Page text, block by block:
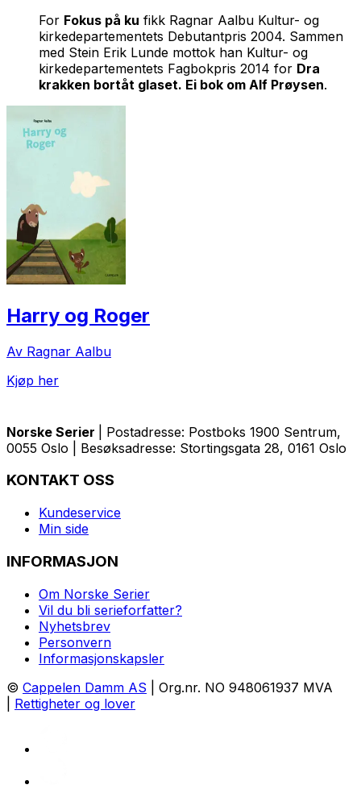
For Fokus på ku fikk Ragnar Aalbu Kultur- og
kirkedepartementets Debutantpris 2004. Sammen
med Stein Erik Lunde mottok han Kultur- og
kirkedepartementets Fagbokpris 2014 for Dra
krakken bortåt glaset. Ei bok om Alf Prøysen.
Harry og Roger
Av Ragnar Aalbu
Kjøp her
Norske Serier
| Postadresse: Postboks 1900 Sentrum,
0055 Oslo | Besøksadresse: Stortingsgata 28, 0161 Oslo
KONTAKT OSS
Kundeservice
Min side
INFORMASJON
Om Norske Serier
Vil du bli serieforfatter?
Nyhetsbrev
Personvern
Informasjonskapsler
© Cappelen Damm AS | Org.nr. NO 948061937 MVA
Rettigheter og lover